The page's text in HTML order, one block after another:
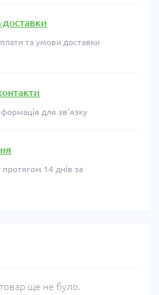
та умови доставки
для зв'язку
14 днів за
ще не було.